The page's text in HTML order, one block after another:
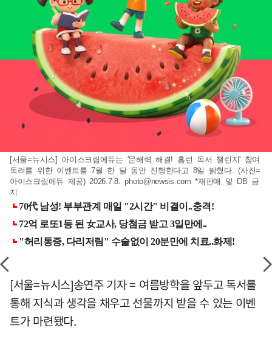
[서울=뉴시스] 아이스크림에듀는 '문해력 해결! 홈런 독서 챌린지' 참여
독려를 위한 이벤트를 7월 한 달 동안 진행한다고 8일 밝혔다. (사진=
아이스크림에듀 제공) 2026.7.8.photo@newsis.com *재판매 및 DB 금
지
[서울=뉴시스]송연주 기자 = 여름방학을 앞두고 독서를
통해 지식과 생각을 채우고 선물까지 받을 수 있는 이벤
트가 마련됐다.